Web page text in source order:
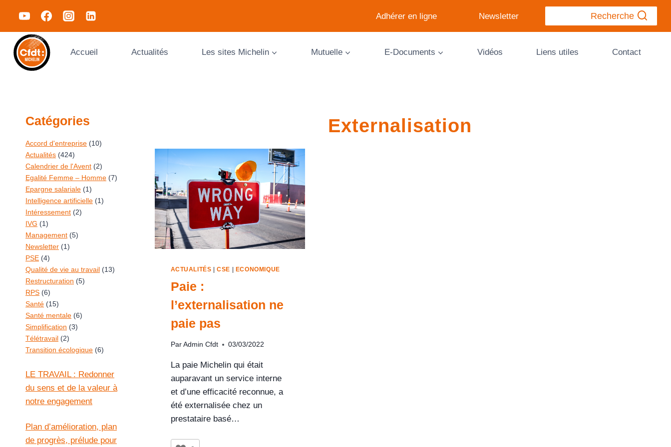
Adhérer en ligne Newsletter Recherche
Accueil Actualités Les sites Michelin Mutuelle E-Documents Vidéos Liens utiles Contact
Externalisation
ACTUALITÉS |CSE | ECONOMIQUE
Paie :
l’externalisation ne
paie pas
Par Admin Cfdt 03/03/2022
La paie Michelin qui était
auparavant un service interne
et d’une efficacité reconnue, a
été externalisée chez un
prestataire basé…
Catégories
Accord d'entreprise (10)
Actualités (424)
Calendrier de l'Avent (2)
Egalité Femme – Homme (7)
Epargne salariale (1)
Intelligence artificielle (1)
Intéressement (2)
IVG (1)
Management (5)
Newsletter (1)
PSE (4)
Qualité de vie au travail (13)
Restructuration (5)
RPS (6)
Santé (15)
Santé mentale (6)
Simplification (3)
Télétravail (2)
Transition écologique (6)
LE TRAVAIL : Redonner
du sens et de la valeur à
notre engagement
Plan d’amélioration, plan
de progrès, prélude pour